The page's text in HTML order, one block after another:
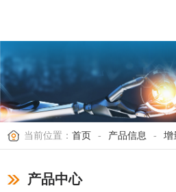
当前位置： 首页 - 产品信息 - 增
产品中心